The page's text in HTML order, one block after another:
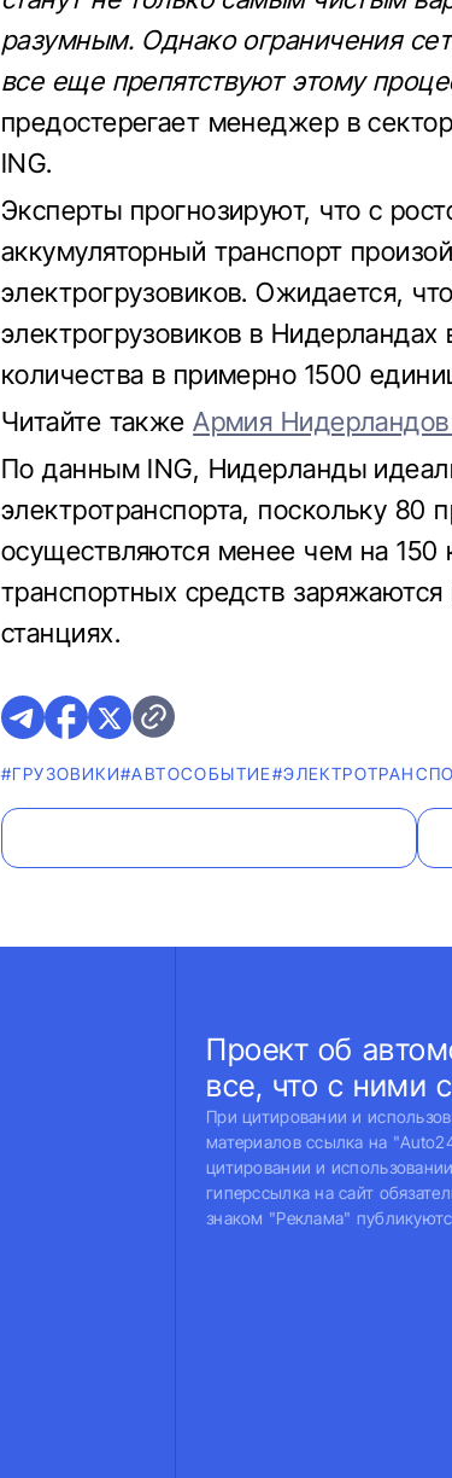
разумным. Однако ограничения
все еще препятствуют этому
предостерегает менеджер в
ING.
Эксперты прогнозируют, что с
аккумуляторный транспорт
электрогрузовиков. Ожидается,
электрогрузовиков в Нидерландах
количества в примерно 1500
Читайте такжеАрмия Нидерландов
По данным ING, Нидерланды
электротранспорта, поскольку 80
осуществляются менее чем на 150
транспортных средств
станциях.
#ГРУЗОВИКИ#АВТОСОБЫТИЕ
Проект об
все, что с ними
При цитировании и
материалов ссылка на
цитировании и
гиперссылка на сайт
знаком "Реклама"